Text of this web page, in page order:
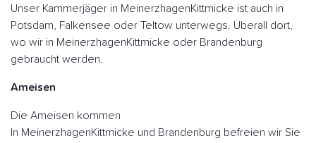
Unser Kammerjäger in MeinerzhagenKittmicke ist auch in
Potsdam, Falkensee oder Teltow unterwegs. Überall dort,
wo wir in MeinerzhagenKittmicke oder Brandenburg
gebraucht werden.
Ameisen
Die Ameisen kommen
In MeinerzhagenKittmicke und Brandenburg befreien wir Sie